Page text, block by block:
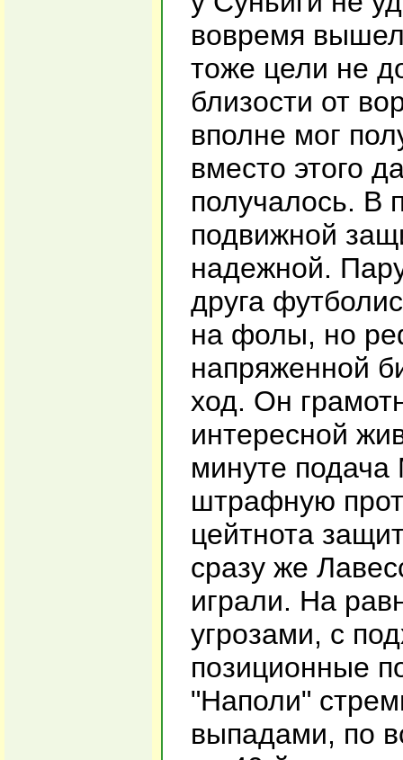
вовремя
тоже цели не
близости от
вполне мог
вместо этого
получалось. В
подвижной
надежной.
друга
на фолы, но
напряженной
ход. Он
интересной
минуте
штрафную
цейтнота
сразу же
играли. На
угрозами, с
позиционные
"Наполи"
выпадами, по